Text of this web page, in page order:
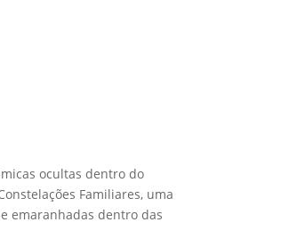
ocultas dentro do
Familiares, uma
emaranhadas dentro das